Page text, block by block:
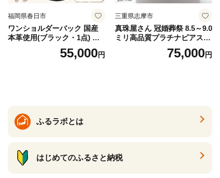
福岡県春日市
ワンショルダーバック 国産
本革使用(ブラック・1点) 鞄
バック バッグ カバン レザー
国産 日本製 牛革 黒 革 革製
55,000円
三重県志摩市
真珠屋さん 冠婚葬祭 8.5～9.0
ミリ高品質プラチナピアス P
t900 志摩産アコヤ真珠 ブラ
ックパール 黒真珠75,000円
ふるラボとは
はじめてのふるさと納税